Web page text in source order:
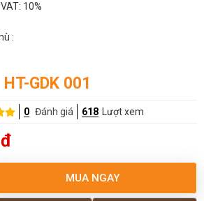
10%
:
HT-GDK 001
0 Đánh giá 618 Lượt xem
MUA NGAY